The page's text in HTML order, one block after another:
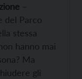
–
del Parco
stessa
hanno mai
Ma
gli